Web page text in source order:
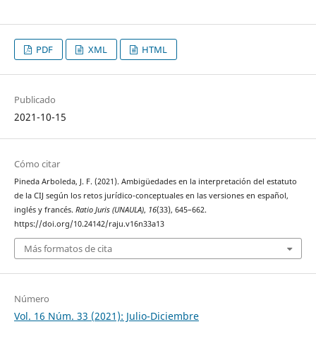
PDF XML HTML
Publicado
2021-10-15
Cómo citar
Pineda Arboleda, J. F. (2021). Ambigüedades en la interpretación del estatuto
de la CIJ según los retos jurídico-conceptuales en las versiones en español,
inglés y francés. Ratio Juris (UNAULA), 16(33), 645–662.
https://doi.org/10.24142/raju.v16n33a13
Más formatos de cita
Número
Vol. 16 Núm. 33 (2021): Julio-Diciembre